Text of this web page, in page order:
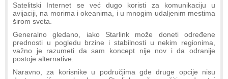
Satelitski Internet se već dugo koristi za komunikaciju u
avijaciji, na morima i okeanima, i u mnogim udaljenim mestima
širom sveta.
Generalno gledano, iako Starlink može doneti određene
prednosti u pogledu brzine i stabilnosti u nekim regionima,
važno je razumeti da sam koncept nije nov i da odranije
postoje alternative.
Naravno, za korisnike u područjima gde druge opcije nisu